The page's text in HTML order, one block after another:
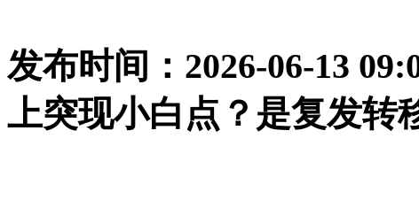
发布时间：2026-06-13
上突现小白点？是复发转